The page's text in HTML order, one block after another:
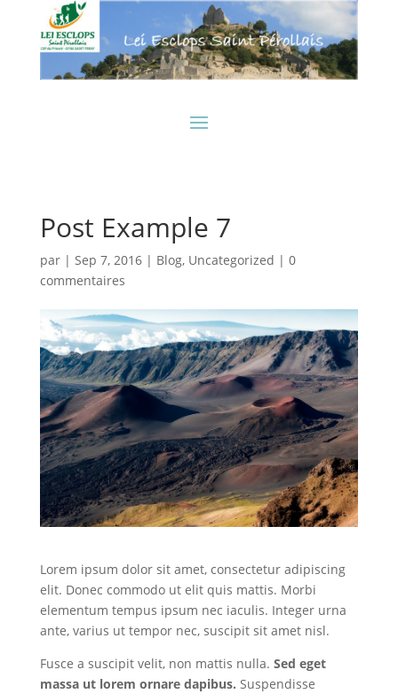
Post Example 7
par | Sep 7, 2016| Blog, Uncategorized | 0
commentaires
Lorem ipsum dolor sit amet, consectetur adipiscing
elit. Donec commodo ut elit quis mattis. Morbi
elementum tempus ipsum nec iaculis. Integer urna
ante, varius ut tempor nec, suscipit sit amet nisl.
Fusce a suscipit velit, non mattis nulla. Sed eget
massa ut lorem ornare dapibus. Suspendisse